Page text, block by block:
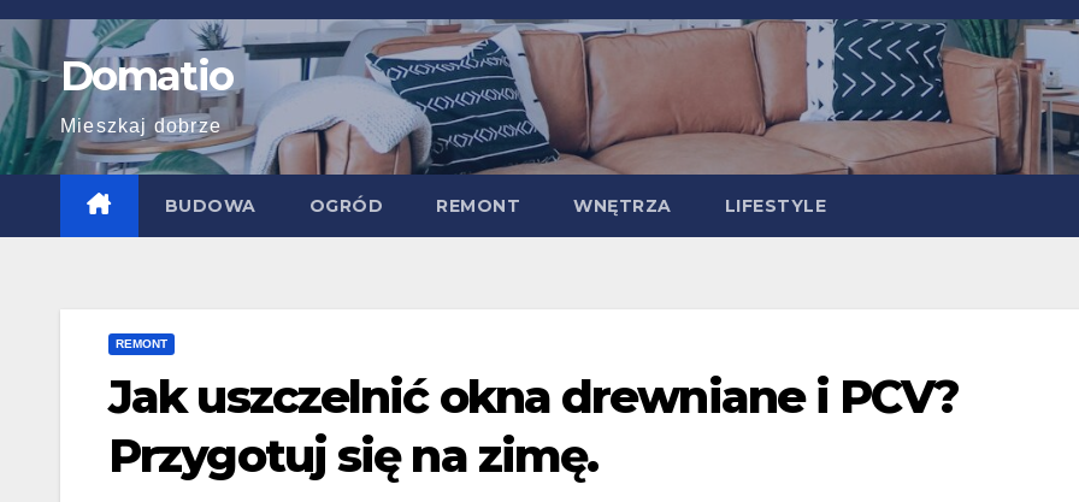
Skip
to
content Domatio
Mieszkaj dobrze
BUDOWA OGRÓD REMONT WNĘTRZA LIFESTYLE
REMONT
Jak uszczelnić okna drewniane i PCV?
Przygotuj się na zimę.